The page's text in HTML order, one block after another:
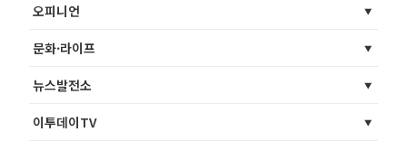
오피니언
문화·라이프
뉴스발전소
이투데이TV